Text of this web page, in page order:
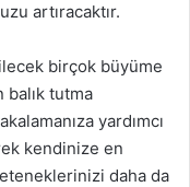
artıracaktır.
birçok büyüme
balık tutma
yardımcı
kendinize en
daha da